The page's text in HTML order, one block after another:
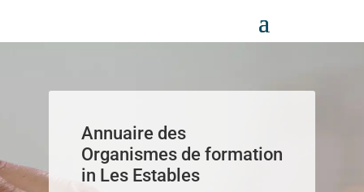
Annuaire des
Organismes de formation
in Les Estables